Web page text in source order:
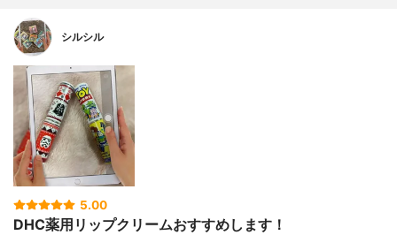
シルシル
5.00
DHC薬用リップクリームおすすめします！